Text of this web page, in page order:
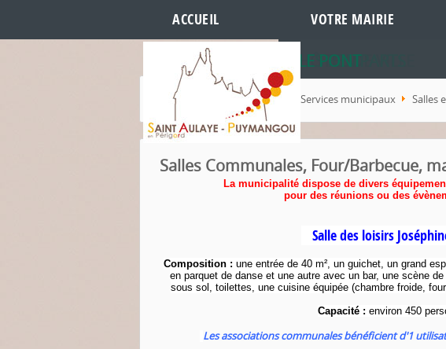
ACCUEIL VOTRE MAIRIE
HÔTEL DE VILLE
LES REMPARTS
LE PONT
Votre Mairie Services municipaux Salles
Salles Communales, Four/Barbecue,
La municipalité dispose de divers
pour des réunions ou des
Salle des loisirs
Composition : une entrée de 40 m², un guichet, un grand
en parquet de danse et une autre avec un bar, une scène
sous sol, toilettes, une cuisine équipée (chambre froide,
Capacité : environ 450
Les associations communales bénéficient d'1